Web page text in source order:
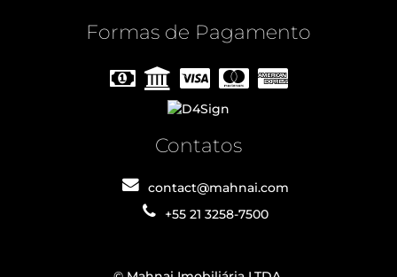
Formas de Pagamento
Contatos
contact@mahnai.com
+55 21 3258-7500